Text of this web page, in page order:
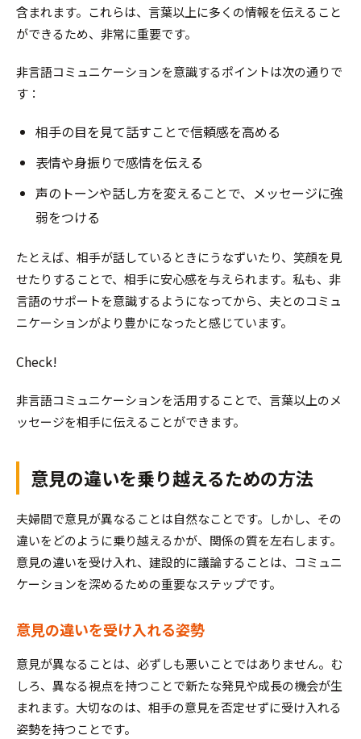
含まれます。これらは、言葉以上に多くの情報を伝えること
ができるため、非常に重要です。
非言語コミュニケーションを意識するポイントは次の通りで
す：
相手の目を見て話すことで信頼感を高める
表情や身振りで感情を伝える
声のトーンや話し方を変えることで、メッセージに強
弱をつける
たとえば、相手が話しているときにうなずいたり、笑顔を見
せたりすることで、相手に安心感を与えられます。私も、非
言語のサポートを意識するようになってから、夫とのコミュ
ニケーションがより豊かになったと感じています。
Check!
非言語コミュニケーションを活用することで、言葉以上のメ
ッセージを相手に伝えることができます。
意見の違いを乗り越えるための方法
夫婦間で意見が異なることは自然なことです。しかし、その
違いをどのように乗り越えるかが、関係の質を左右します。
意見の違いを受け入れ、建設的に議論することは、コミュニ
ケーションを深めるための重要なステップです。
意見の違いを受け入れる姿勢
意見が異なることは、必ずしも悪いことではありません。む
しろ、異なる視点を持つことで新たな発見や成長の機会が生
まれます。大切なのは、相手の意見を否定せずに受け入れる
姿勢を持つことです。